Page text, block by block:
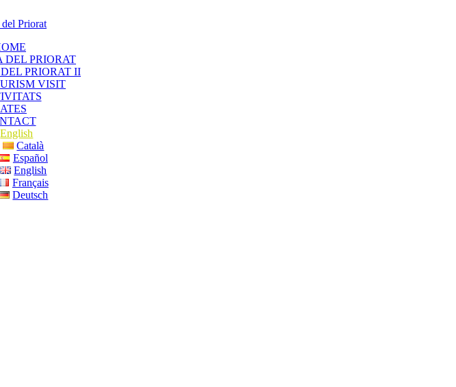
DEL PRIORAT
PRIORAT II
VISIT
English
Català
Español
English
Français
Deutsch